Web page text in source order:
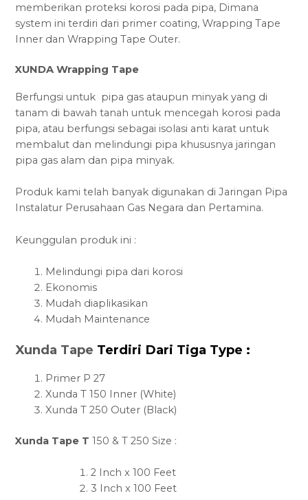
memberikan proteksi korosi pada pipa, Dimana
system ini terdiri dari primer coating, Wrapping Tape
Inner dan Wrapping Tape Outer.
XUNDA Wrapping Tape
Berfungsi untuk pipa gas ataupun minyak yang di
tanam di bawah tanah untuk mencegah korosi pada
pipa, atau berfungsi sebagai isolasi anti karat untuk
membalut dan melindungi pipa khususnya jaringan
pipa gas alam dan pipa minyak.
Produk kami telah banyak digunakan di Jaringan Pipa
Instalatur Perusahaan Gas Negara dan Pertamina.
Keunggulan produk ini :
Melindungi pipa dari korosi
Ekonomis
Mudah diaplikasikan
Mudah Maintenance
Xunda Tape Terdiri Dari Tiga Type :
Primer P 27
Xunda T 150 Inner (White)
Xunda T 250 Outer (Black)
Xunda Tape T 150 & T 250 Size :
2 Inch x 100 Feet
3 Inch x 100 Feet